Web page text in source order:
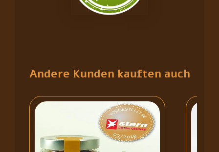
Andere Kunden kauften auch